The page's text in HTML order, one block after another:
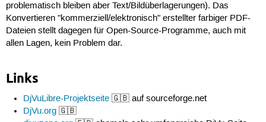
problematisch bleiben aber Text/Bildüberlagerungen). Das
Konvertieren "kommerziell/elektronisch" erstellter farbiger PDF-
Dateien stellt dagegen für Open-Source-Programme, auch mit
allen Lagen, kein Problem dar.
Links
DjVuLibre-Projektseite 🇬🇧 auf sourceforge.net
DjVu.org 🇬🇧